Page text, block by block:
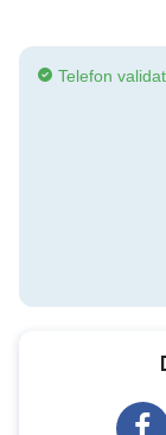
Telefon validat